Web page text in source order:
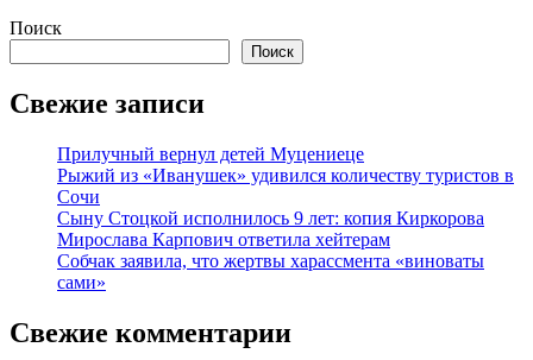
Поиск
Поиск
Свежие записи
Прилучный вернул детей Муцениеце
Рыжий из «Иванушек» удивился количеству туристов в
Сочи
Сыну Стоцкой исполнилось 9 лет: копия Киркорова
Мирослава Карпович ответила хейтерам
Собчак заявила, что жертвы харассмента «виноваты
сами»
Свежие комментарии